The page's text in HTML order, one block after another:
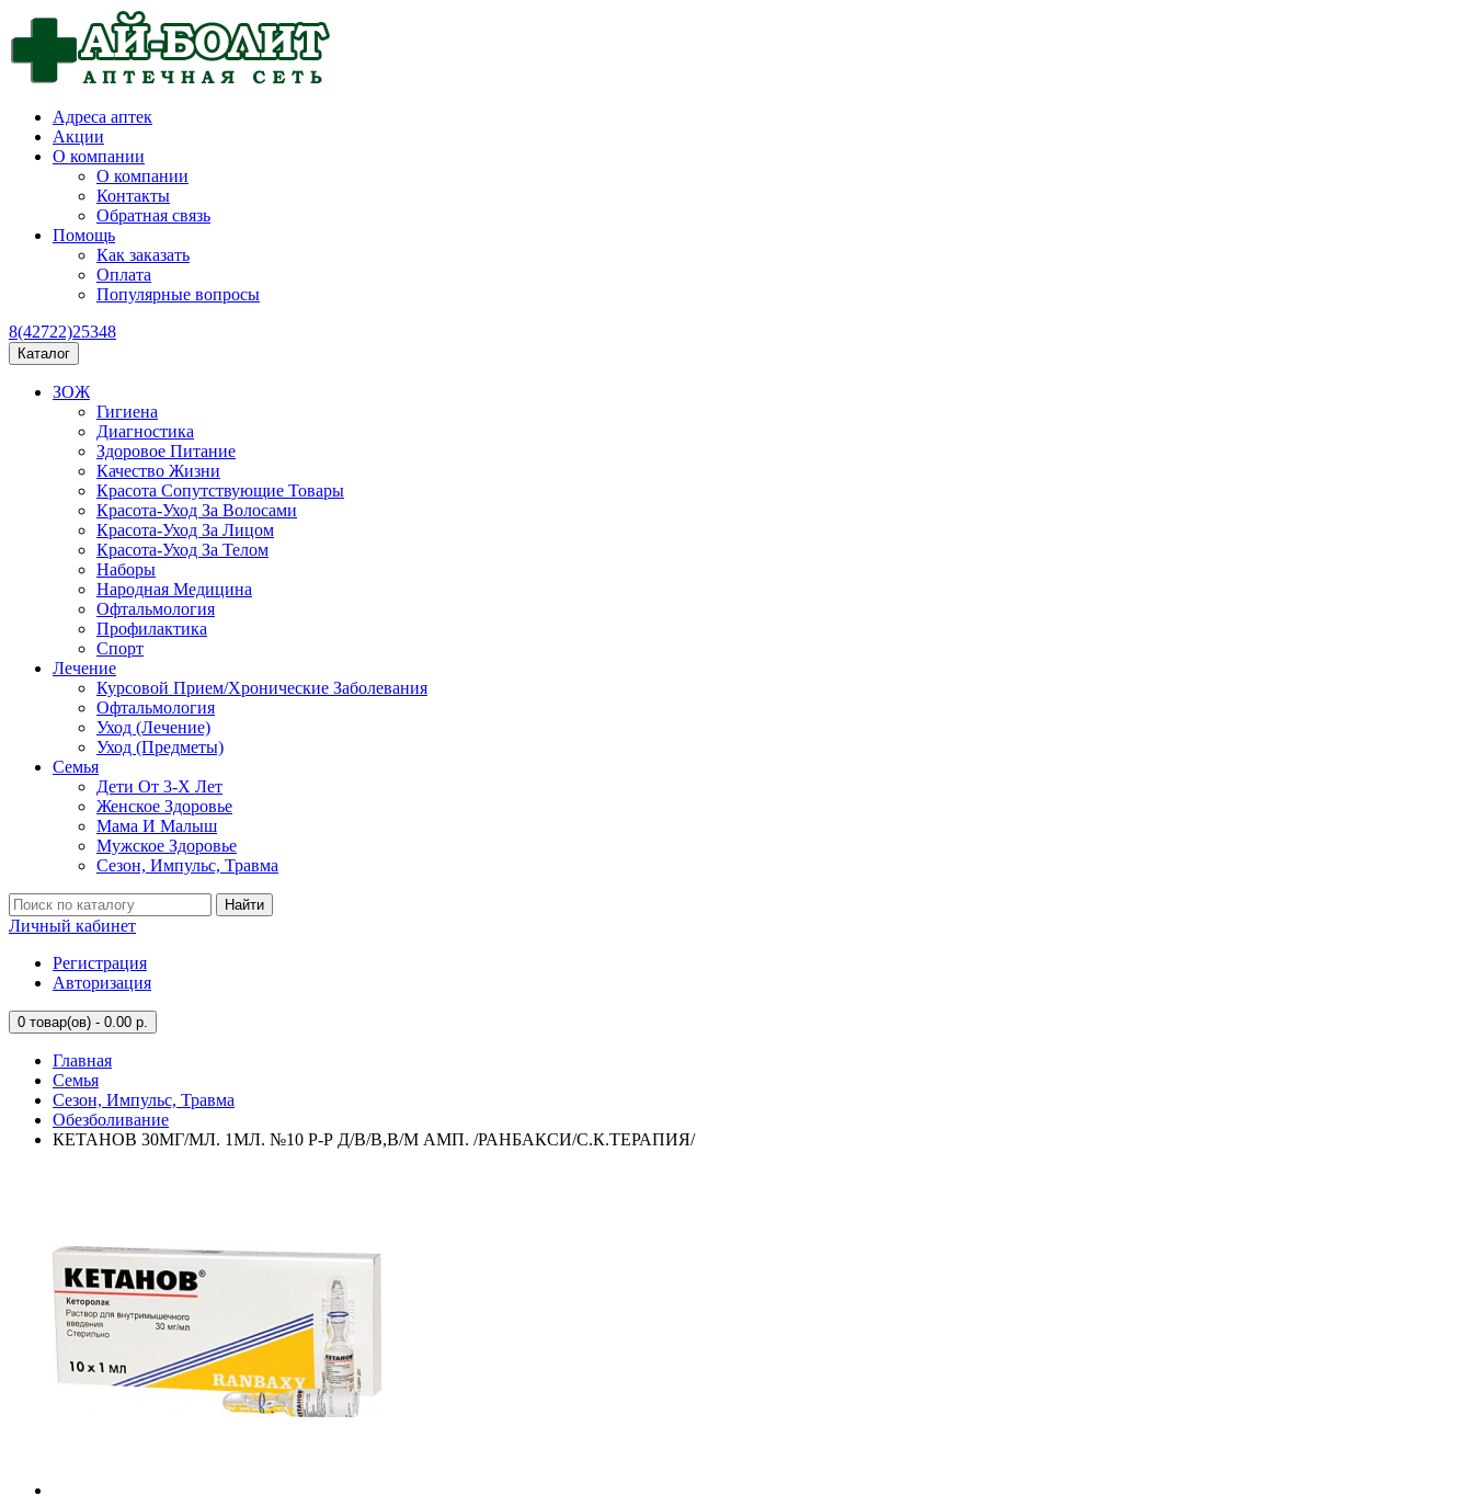
Адреса аптек
Акции
О компании
О компании
Контакты
Обратная связь
Помощь
Как заказать
Оплата
Популярные вопросы
8(42722)25348
Каталог
ЗОЖ
Гигиена
Диагностика
Здоровое Питание
Качество Жизни
Красота Сопутствующие Товары
Красота-Уход За Волосами
Красота-Уход За Лицом
Красота-Уход За Телом
Наборы
Народная Медицина
Офтальмология
Профилактика
Спорт
Лечение
Курсовой Прием/Хронические Заболевания
Офтальмология
Уход (Лечение)
Уход (Предметы)
Семья
Дети От 3-Х Лет
Женское Здоровье
Мама И Малыш
Мужское Здоровье
Сезон, Импульс, Травма
Найти
Личный кабинет
Регистрация
Авторизация
0 товар(ов) - 0.00 р.
Главная
Семья
Сезон, Импульс, Травма
Обезболивание
КЕТАНОВ 30МГ/МЛ. 1МЛ. №10 Р-Р Д/В/В,В/М АМП. /РАНБАКСИ/С.К.ТЕРАПИЯ/